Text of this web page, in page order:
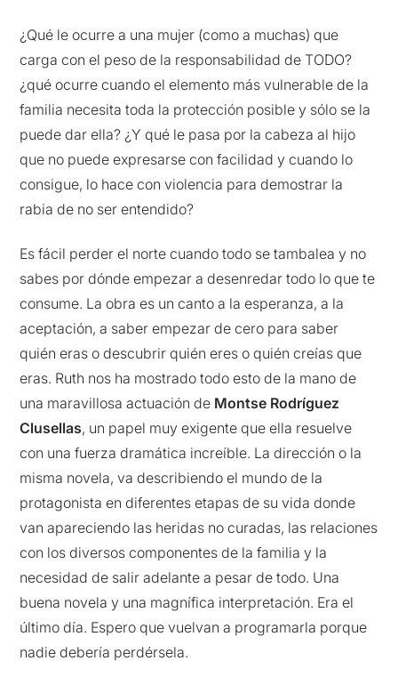
¿Qué le ocurre a una mujer (como a muchas) que
carga con el peso de la responsabilidad de TODO?
¿qué ocurre cuando el elemento más vulnerable de la
familia necesita toda la protección posible y sólo se la
puede dar ella? ¿Y qué le pasa por la cabeza al hijo
que no puede expresarse con facilidad y cuando lo
consigue, lo hace con violencia para demostrar la
rabia de no ser entendido?
Es fácil perder el norte cuando todo se tambalea y no
sabes por dónde empezar a desenredar todo lo que te
consume. La obra es un canto a la esperanza, a la
aceptación, a saber empezar de cero para saber
quién eras o descubrir quién eres o quién creías que
eras. Ruth nos ha mostrado todo esto de la mano de
una maravillosa actuación de Montse Rodríguez
Clusellas, un papel muy exigente que ella resuelve
con una fuerza dramática increíble. La dirección o la
misma novela, va describiendo el mundo de la
protagonista en diferentes etapas de su vida donde
van apareciendo las heridas no curadas, las relaciones
con los diversos componentes de la familia y la
necesidad de salir adelante a pesar de todo. Una
buena novela y una magnífica interpretación. Era el
último día. Espero que vuelvan a programarla porque
nadie debería perdérsela.